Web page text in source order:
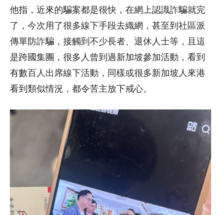
他指，近來的騙案都是很快，在網上認識詐騙就完
了，今次用了很多線下手段去織網，甚至到社區派
傳單防詐騙，接觸到不少長者、退休人士等，且這
是跨國集團，很多人曾到過新加坡參加活動，看到
有數百人出席線下活動，同樣或很多新加坡人來港
看到類似情況，都令苦主放下戒心。